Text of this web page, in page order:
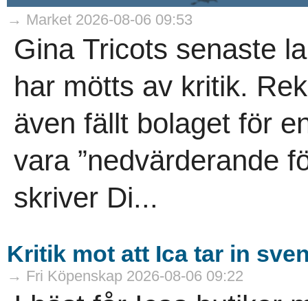
→ Market 2026-08-06 09:53
Gina Tricots senaste
har mötts av kritik.
även fällt bolaget för
vara ”nedvärderande
skriver Di...
Kritik mot att Ica tar in
→ Fri Köpenskap 2026-08-06 09:22